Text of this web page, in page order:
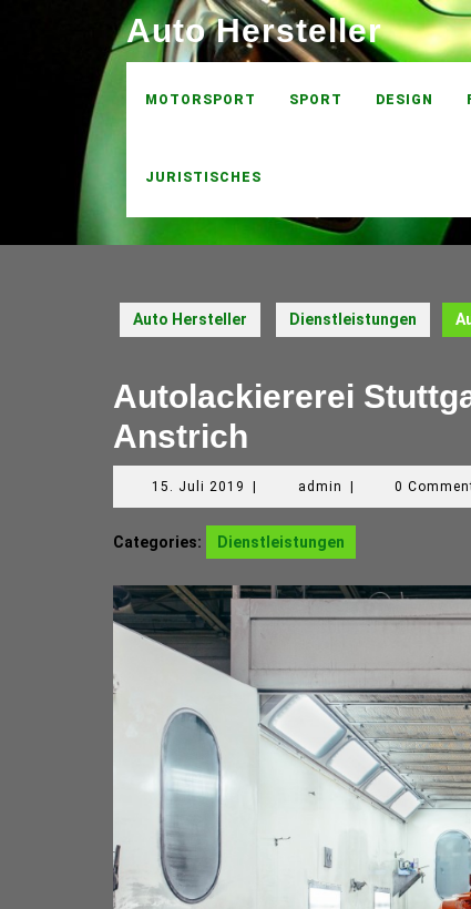
Auto Hersteller
MOTORSPORT SPORT DESIGN
JURISTISCHES
Auto Hersteller Dienstleistungen
Autolackiererei
Anstrich
15. Juli 2019 15.
Juli
2019
admin admin 0
Categories: Dienstleistungen